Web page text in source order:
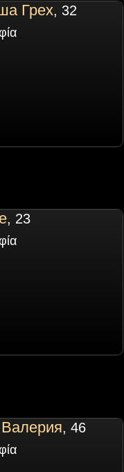
Грех, 32
, 23
, 46